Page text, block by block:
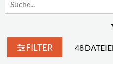
KontaktFILTER 48